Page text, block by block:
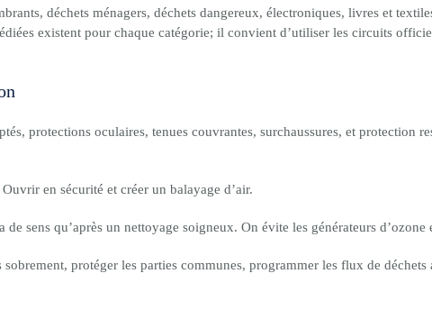
déchets ménagers, déchets dangereux, électroniques, livres et
existent pour chaque catégorie; il convient d’utiliser les circuits
protections oculaires, tenues couvrantes, surchaussures, et protection
en sécurité et créer un balayage d’air.
sens qu’après un nettoyage soigneux. On évite les générateurs
protéger les parties communes, programmer les flux de déchets